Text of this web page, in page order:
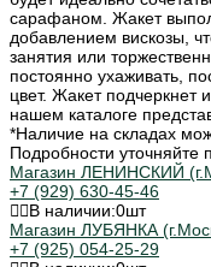
сарафаном. Жакет
добавлением вискозы,
занятия или
постоянно ухаживать,
цвет. Жакет подчеркнет
нашем каталоге
*Наличие на складах
Подробности уточняйте
Магазин ЛЕНИНСКИЙ
+7 (929) 630-45-46
В наличии:0шт
Магазин ЛУБЯНКА
+7 (925) 054-25-29